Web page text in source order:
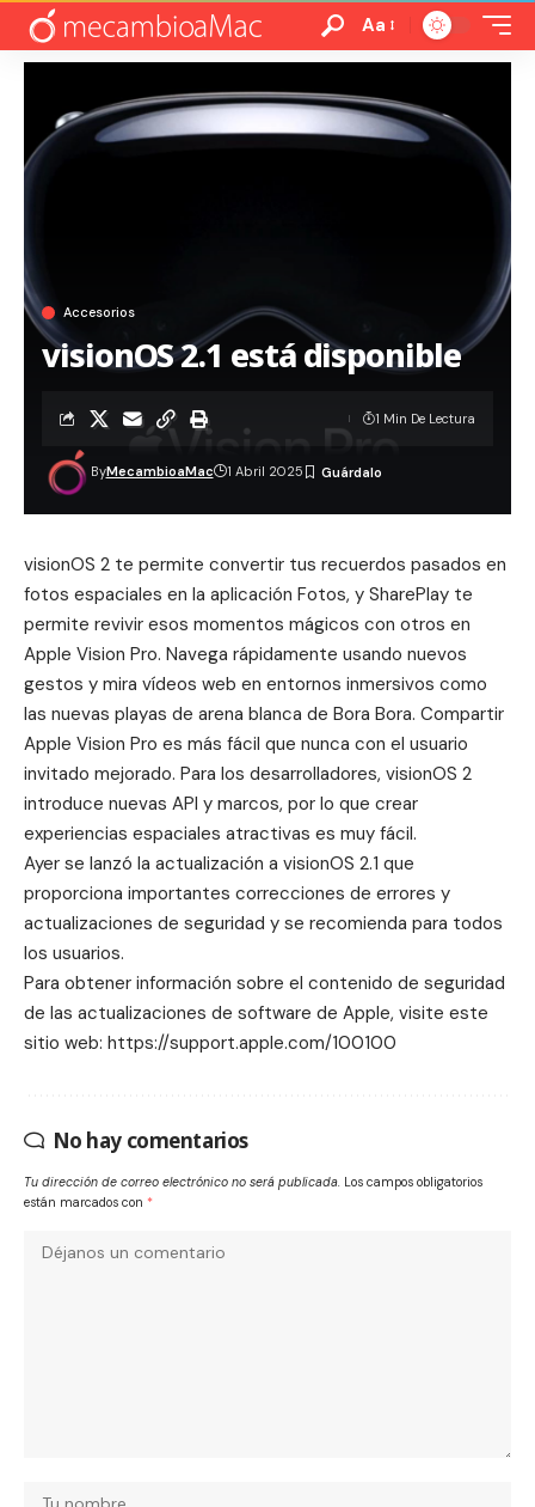
Aa
Accesorios
visionOS 2.1 está disponible
ByMecambioaMac 1 Abril 2025
1 Min De Lectura
visionOS 2 te permite convertir tus recuerdos pasados en
fotos espaciales en la aplicación Fotos, y SharePlay te
permite revivir esos momentos mágicos con otros en
Apple Vision Pro. Navega rápidamente usando nuevos
gestos y mira vídeos web en entornos inmersivos como
las nuevas playas de arena blanca de Bora Bora. Compartir
Apple Vision Pro es más fácil que nunca con el usuario
invitado mejorado. Para los desarrolladores, visionOS 2
introduce nuevas API y marcos, por lo que crear
experiencias espaciales atractivas es muy fácil.
Ayer se lanzó la actualización a visionOS 2.1 que
proporciona importantes correcciones de errores y
actualizaciones de seguridad y se recomienda para todos
los usuarios.
Para obtener información sobre el contenido de seguridad
de las actualizaciones de software de Apple, visite este
sitio web: https://support.apple.com/100100
No hay comentarios
Tu dirección de correo electrónico no será publicada. Los campos obligatorios
están marcados con *